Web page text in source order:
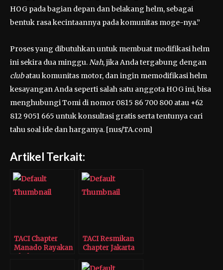
HOG pada bagian depan dan belakang helm, sebagai
bentuk rasa kecintaannya pada komunitas moge-nya.”
Proses yang dibutuhkan untuk membuat modifikasi helm
ini sekira dua minggu.Nah, jika Anda tergabung dengan
clubatau komunitas motor, dan ingin memodifikasi helm
kesayangan Anda seperti salah satu anggota HOG ini, bisa
menghubungi Tomi di nomor 0815 86 700 800 atau +62
812 9051 665 untuk konsultasi gratis serta tentunya cari
tahu soal ide dan harganya. [nus/TA.com]
Artikel Terkait:
TACI Chapter
Manado Rayakan
TACI Resmikan
Chapter Jakarta